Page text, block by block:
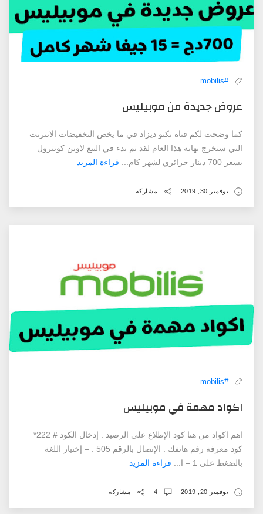
#mobilis
عروض جديدة من موبيليس
كما وضحت لكم قناه تكنو ديزاد في ما يخص التخفيضات الانترنت
التي ستخرج نهايه هذا العام لقد تم بدء في البيع لاوين كونترول
بسعر 700 دينار جزائري لشهر كام...
قراءة المزيد
نوفمبر 30, 2019 مشاركة
#mobilis
اكواد مهمة في موبيليس
اهم اكواد من هنا كود الإطلاع على الرصيد : إدخال الكود # 222*
كود معرفة رقم هاتفك : الإتصال بالرقم 505 : – إختيار اللغة
بالضغط على 1 – ا...
قراءة المزيد
نوفمبر 20, 2019 4 مشاركة